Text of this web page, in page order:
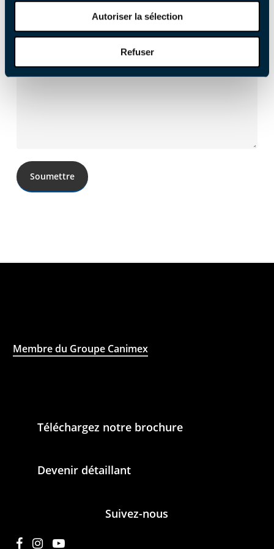
Autoriser la sélection
Refuser
Membre du Groupe Canimex
Téléchargez notre brochure
Devenir détaillant
Suivez-nous